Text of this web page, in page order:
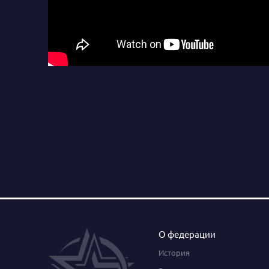
О федерации
История